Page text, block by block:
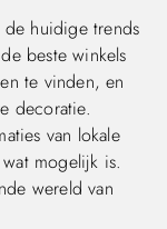
huidige trends
beste winkels
te vinden, en
decoratie.
van lokale
mogelijk is.
wereld van